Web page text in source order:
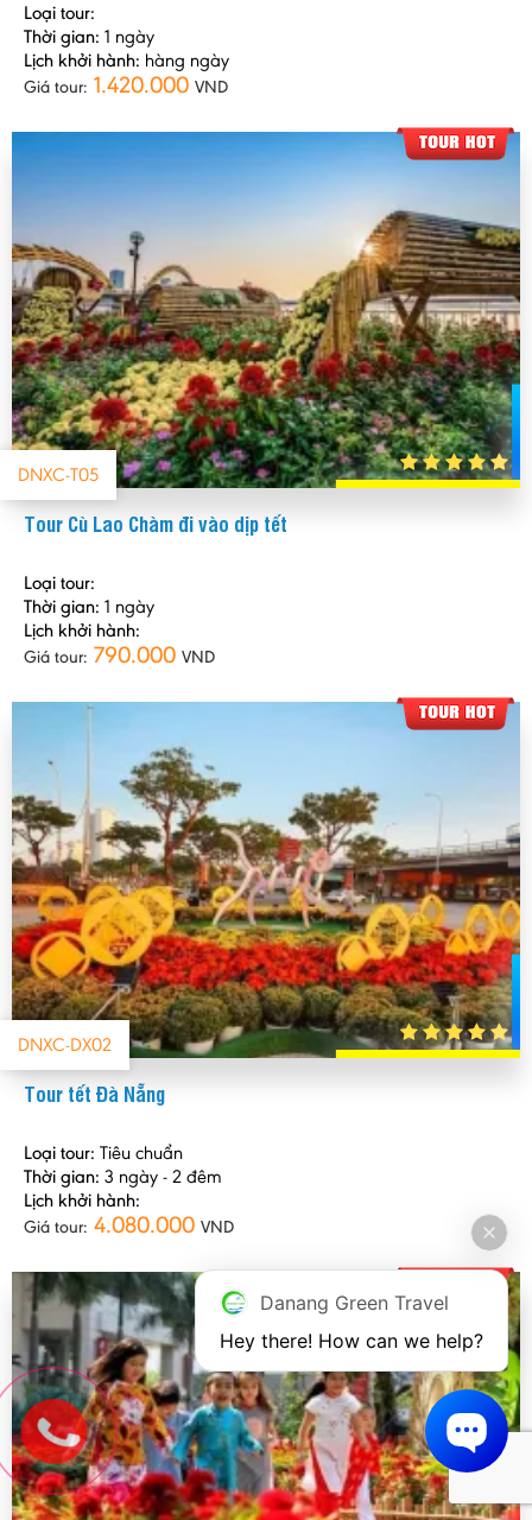
Loại tour:
Thời gian: 1 ngày
Lịch khởi hành: hàng ngày
Giá tour: 1.420.000 VND
DNXC-T05
Tour Cù Lao Chàm đi vào dịp tết
Loại tour:
Thời gian: 1 ngày
Lịch khởi hành:
Giá tour: 790.000 VND
DNXC-DX02
Tour tết Đà Nẵng
Loại tour: Tiêu chuẩn
Thời gian: 3 ngày - 2 đêm
Lịch khởi hành:
Giá tour: 4.080.000 VND
Danang Green Travel
Hey there! How can we help?